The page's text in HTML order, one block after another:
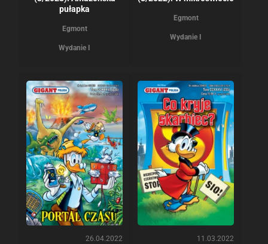
pułapka
Egmont
Wydanie I
Egmont
Wydanie I
26.04.2022 11.03.2022